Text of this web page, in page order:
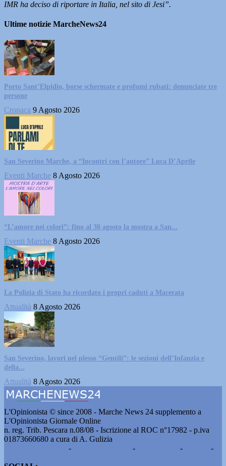
IMR ha deciso di riportare in Italia, nel sito di Jesi”.
Ultime notizie MarcheNews24
Porto Sant’Elpidio, borse schermate e profumi rubati: denunciate tre
persone
Cronaca 9 Agosto 2026
San Severino Marche, a “Incontri con l’autore” Luca D’Aprile
Eventi Marche 8 Agosto 2026
“L’amore nei colori”: fino al 30 agosto la mostra a San...
Eventi Marche 8 Agosto 2026
La Polizia di Stato ha ricordato i propri caduti a Macerata
Attualità 8 Agosto 2026
San Severino, lavori nel plesso “Gentili”: le sezioni dell’Infanzia e
della...
Attualità 8 Agosto 2026
L'Opinionista © since 2008 - Marche News 24 supplemento a
L'Opinionista Giornale Online
n. reg. Trib. Pescara n.08/08 - Iscrizione al ROC n°17982 - p.iva
01873660680 a cura di A. Gulizia
- - -
-